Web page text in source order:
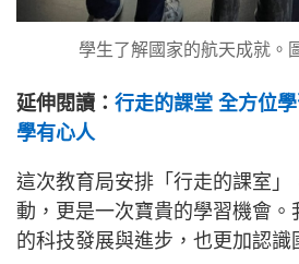
學生了解國家的航天成就。
延伸閱讀： 行走的課堂 全方位
學有心人
這次教育局安排「行走的課室
動，更是一次寶貴的學習機會。
的科技發展與進步，也更加認識